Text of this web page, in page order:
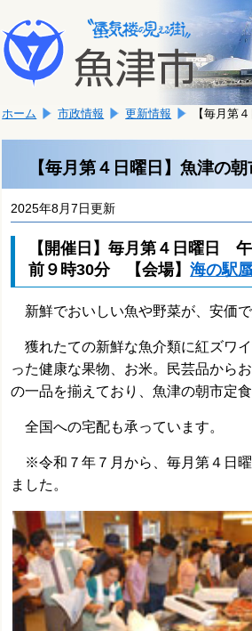
文
へ
移
ま
す。
こ
か
文
ホーム 市政情報 更新情報 【毎月第
【毎月第４日曜日】魚津の朝
2025年8月7日更新
【開催日】毎月第４日曜日
前９時30分 【会場】海の駅
新鮮でおいしい魚や野菜が、安価で
獲れたての新鮮な魚介類に紅ズワ
った健康な果物、お米。民芸品から
の一品を揃えており、魚津の朝市定
全国への宅配も承っています。
※令和７年７月から、毎月第４日曜
ました。